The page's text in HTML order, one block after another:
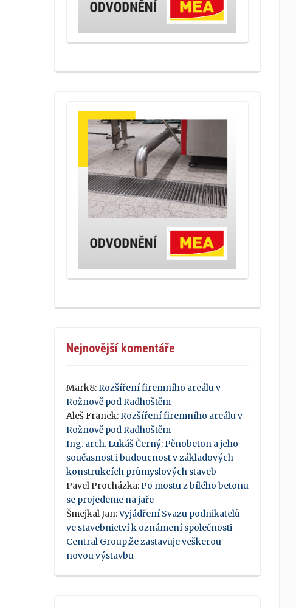
Nejnovější komentáře
Mark8:Rozšíření firemního areálu v
Rožnově pod Radhoštěm
Aleš Franek:Rozšíření firemního areálu v
Rožnově pod Radhoštěm
Ing. arch. Lukáš Černý:Pěnobeton a jeho
současnost i budoucnost v základových
konstrukcích průmyslových staveb
Pavel Procházka:Po mostu z bílého betonu
se projedeme na jaře
Šmejkal Jan:Vyjádření Svazu podnikatelů
ve stavebnictví k oznámení společnosti
Central Group,že zastavuje veškerou
novou výstavbu